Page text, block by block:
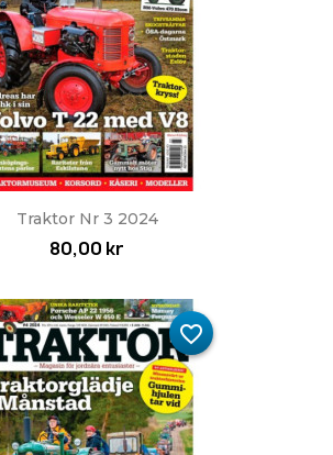
Traktor Nr 3 2024
80,00 kr
favorite_border